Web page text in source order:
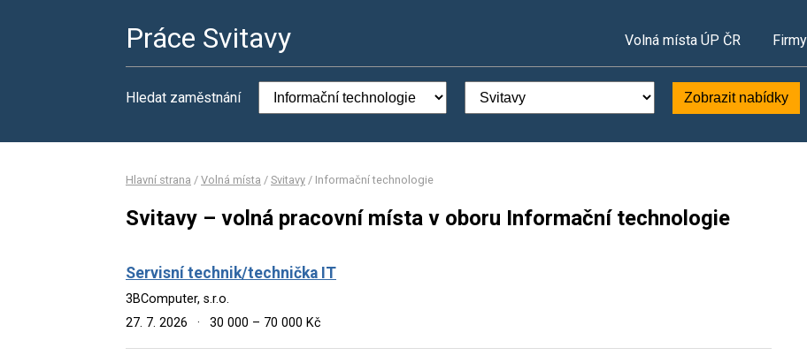
Práce Svitavy Volná místa ÚP ČR
Hledat zaměstnání Zobrazit nabídky
Hlavní strana / Volná místa / Svitavy / Informační technologie
Svitavy – volná pracovní místa v oboru Informační technologie
Servisní technik/technička IT
3BComputer, s.r.o.
27. 7. 2026
· 30 000 – 70 000 Kč